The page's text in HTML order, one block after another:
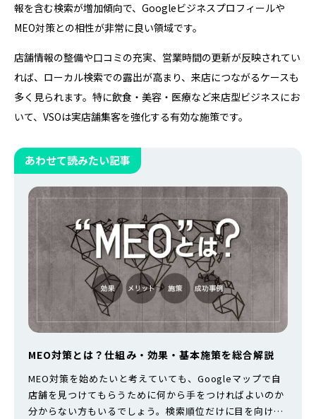
報を含む検索が増加傾向で、Googleビジネスプロフィールや
MEO対策との相性が非常に良い領域です。
店舗情報の整備や口コミの充実、営業時間の更新が反映されてい
れば、ローカル検索での露出が高まり、来店につながるケースも
多く見られます。特に飲食・美容・医療など来店型ビジネスにお
いて、VSOは実店舗集客を強化する有効な施策です。
あわせて読みたい記事
MEO対策とは？仕組み・効果・基本施策を総合解説
MEO対策を始めたいと考えていても、Googleマップで自
店舗を見つけてもらうために何から手をつければよいのか
分からない方もいるでしょう。検索順位だけに目を向け